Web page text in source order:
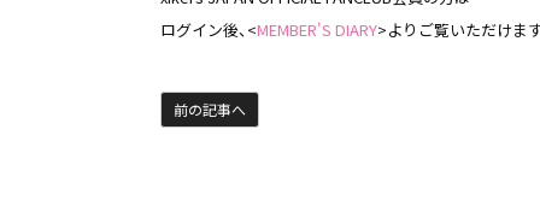
ログイン後、<MEMBER'S DIARY>よりご覧いただけます
前の記事へ